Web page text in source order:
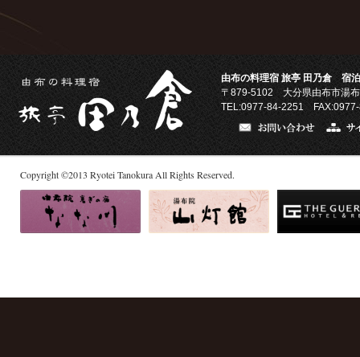
由布の料理宿 旅亭 田乃倉 宿
〒879-5102 大分県由布市湯
TEL:0977-84-2251
Copyright©2013 Ryotei Tanokura All Rights Reserved.